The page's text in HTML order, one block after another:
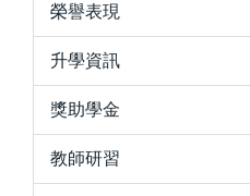
榮譽表現
升學資訊
獎助學金
教師研習